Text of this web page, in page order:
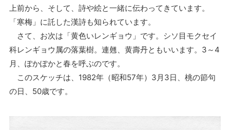
上前から、そして、詩や絵と一緒に伝わってきています。
「寒梅」に託した漢詩も知られています。
さて、お次は「黄色いレンギョウ」です。シソ目モクセイ
科レンギョウ属の落葉樹。連翹、黄壽丹ともいいます。3～4
月、ぽかぽかと春を呼ぶのです。
このスケッチは、1982年（昭和57年）3月3日、桃の節句
の日、50歳です。